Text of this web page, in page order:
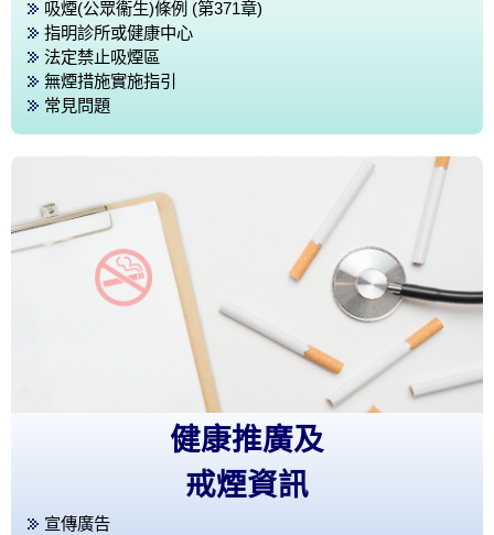
吸煙(公眾衞生)條例 (第371章)
指明診所或健康中心
法定禁止吸煙區
無煙措施實施指引
常見問題
健康推廣及
戒煙資訊
宣傳廣告